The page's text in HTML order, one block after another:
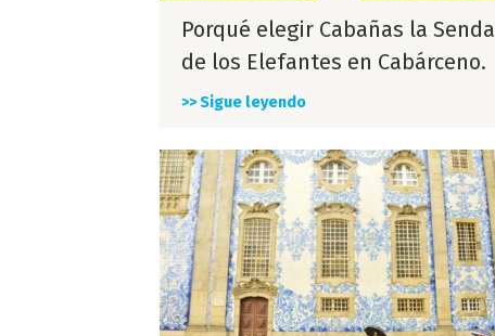
Porqué elegir Cabañas la Senda
de los Elefantes en Cabárceno.
>> Sigue leyendo